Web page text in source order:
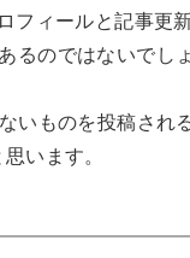
フィールと記事更
るのではないでし
いものを投稿され
います。